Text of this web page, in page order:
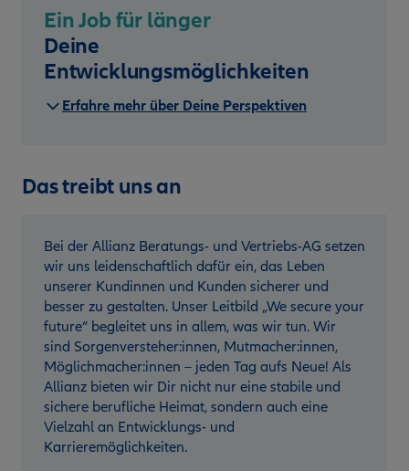
Ein Job für länger
Deine
Entwicklungsmöglichkeiten
Erfahre mehr über Deine Perspektiven
Das treibt uns an
Bei der Allianz Beratungs- und Vertriebs-AG setzen
wir uns leidenschaftlich dafür ein, das Leben
unserer Kundinnen und Kunden sicherer und
besser zu gestalten. Unser Leitbild „We secure your
future“ begleitet uns in allem, was wir tun. Wir
sind Sorgenversteher:innen, Mutmacher:innen,
Möglichmacher:innen – jeden Tag aufs Neue! Als
Allianz bieten wir Dir nicht nur eine stabile und
sichere berufliche Heimat, sondern auch eine
Vielzahl an Entwicklungs- und
Karrieremöglichkeiten.